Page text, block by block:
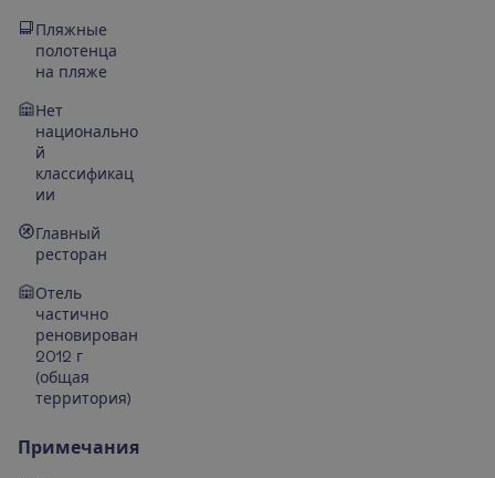
Пляжные
полотенца
на пляже
Нет
национально
й
классификац
ии
Главный
ресторан
Отель
частично
реновирован
2012 г
(общая
территория)
Примечания